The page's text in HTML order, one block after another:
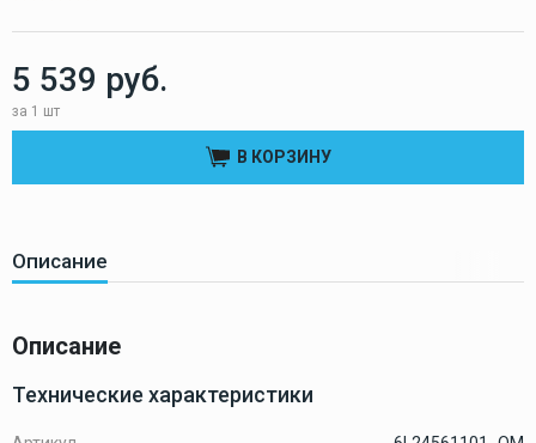
5 539 руб.
за 1 шт
В КОРЗИНУ
Описание
Описание
Технические характеристики